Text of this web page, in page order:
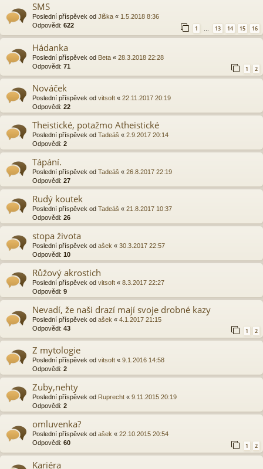
SMS
Poslední příspěvek od Jiška « 1.5.2018 8:36
Odpovědi: 622 1 13 14 15 16
Hádanka
Poslední příspěvek od Beta « 28.3.2018 22:28
Odpovědi: 71 1 2
Nováček
Poslední příspěvek od vitsoft « 22.11.2017 20:19
Odpovědi: 22
Theistické, potažmo Atheistické
Poslední příspěvek od Tadeáš « 2.9.2017 20:14
Odpovědi: 2
Tápání.
Poslední příspěvek od Tadeáš « 26.8.2017 22:19
Odpovědi: 27
Rudý koutek
Poslední příspěvek od Tadeáš « 21.8.2017 10:37
Odpovědi: 26
stopa života
Poslední příspěvek od ašek « 30.3.2017 22:57
Odpovědi: 10
Růžový akrostich
Poslední příspěvek od vitsoft « 8.3.2017 22:27
Odpovědi: 9
Nevadí, že naši drazí mají svoje drobné kazy
Poslední příspěvek od ašek « 4.1.2017 21:15
Odpovědi: 43 1 2
Z mytologie
Poslední příspěvek od vitsoft « 9.1.2016 14:58
Odpovědi: 2
Zuby,nehty
Poslední příspěvek od Ruprecht « 9.11.2015 20:19
Odpovědi: 2
omluvenka?
Poslední příspěvek od ašek « 22.10.2015 20:54
Odpovědi: 60 1 2
Kariéra